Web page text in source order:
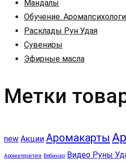
Мандалы
Обучение.
Расклады Рун Удая
Сувениры
Эфирные масла
Метки
new Акции Аромакарты
Ароматерапия Вебинар Видео Руны